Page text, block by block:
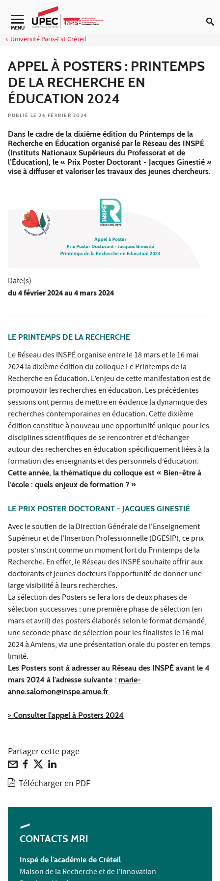
Aller au contenu
Navigation secondaire
MENU
Université Paris-Est Créteil
APPEL À POSTERS : PRINTEMPS
DE LA RECHERCHE EN
ÉDUCATION 2024
PUBLIÉ LE 26 FÉVRIER 2024
Dans le cadre de la dixième édition du Printemps de la
Recherche en Éducation organisé par le Réseau des INSPÉ
(Instituts Nationaux Supérieurs du Professorat et de
l’Éducation), le « Prix Poster Doctorant - Jacques Ginestié »
vise à diffuser et valoriser les travaux des jeunes chercheurs.
Date(s)
du4 février 2024au 4 mars 2024
LE PRINTEMPS DE LA RECHERCHE
Le Réseau des INSPÉ organise entre le 18 mars et le 16 mai
2024 la dixième édition du colloque Le Printemps de la
Recherche en Éducation. L’enjeu de cette manifestation est de
promouvoir les recherches en éducation. Les précédentes
sessions ont permis de mettre en évidence la dynamique des
recherches contemporaines en éducation. Cette dixième
édition constitue à nouveau une opportunité unique pour les
disciplines scientifiques de se rencontrer et d’échanger
autour des recherches en éducation spécifiquement liées à la
formation des enseignants et des personnels d’éducation.
Cette année, la thématique du colloque est « Bien-être à
l’école : quels enjeux de formation ? »
LE PRIX POSTER DOCTORANT - JACQUES GINESTIÉ
Avec le soutien de la Direction Générale de l'Enseignement
Supérieur et de l'Insertion Professionnelle (DGESIP), ce prix
poster s’inscrit comme un moment fort du Printemps de la
Recherche. En effet, le Réseau des INSPÉ souhaite offrir aux
doctorants et jeunes docteurs l’opportunité de donner une
large visibilité à leurs recherches.
La sélection des Posters se fera lors de deux phases de
sélection successives : une première phase de sélection (en
mars et avril) des posters élaborés selon le format demandé,
une seconde phase de sélection pour les finalistes le 16 mai
2024 à Amiens, via une présentation orale du poster en temps
limité.
Les Posters sont à adresser au Réseau des INSPÉ avant le 4
mars 2024 à l'adresse suivante : marie-
anne.salomon@inspe.amue.fr
> Consulter l'appel à Posters 2024
Partager cette page
Télécharger en PDF
CONTACTS MRI
Inspé de l'académie de Créteil
Maison de la Recherche et de l'Innovation